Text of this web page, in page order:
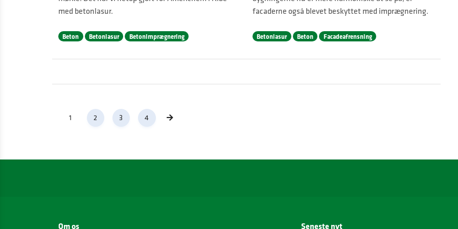
med betonlasur.
Beton Betonlasur Betonimprægnering
facaderne også blevet beskyttet med imprægnering.
Betonlasur Beton Facadeafrensning
1 2 3 4
Om os Seneste nyt